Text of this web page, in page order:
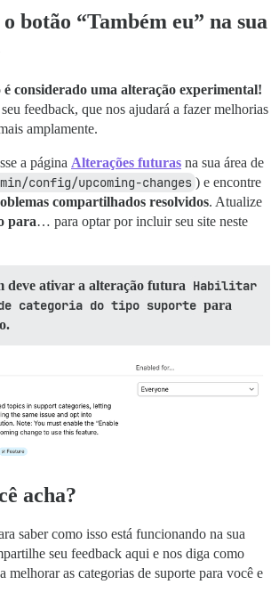
botão “Também eu” na sua
considerado uma alteração experimental!
feedback, que nos ajudará a fazer melhorias
amplamente.
a página Alterações futuras na sua área de
config/upcoming-changes ) e encontre
compartilhados resolvidos. Atualize
para… para optar por incluir seu site neste
deve ativar a alteração futura Habilitar
categoria do tipo suporte para
acha?
saber como isso está funcionando na sua
seu feedback aqui e nos diga como
melhorar as categorias de suporte para você e